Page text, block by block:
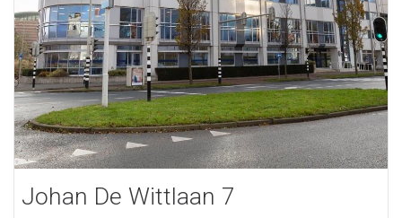
Johan De Wittlaan 7